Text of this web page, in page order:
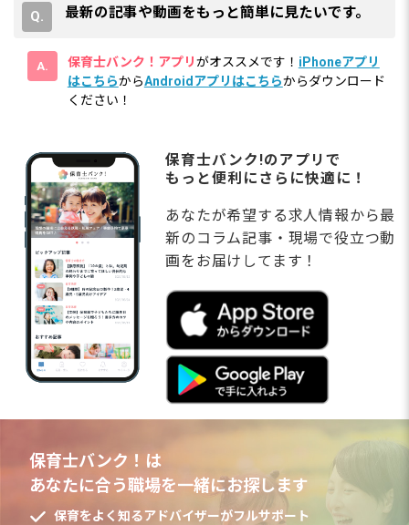
最新の記事や動画をもっと簡単に見たいです。
保育士バンク！アプリがオススメです！ iPhoneアプリ
はこちらからAndroidアプリはこちらからダウンロード
ください！
保育士バンク!のアプリで
もっと便利にさらに快適に！
あなたが希望する求人情報から最
新のコラム記事・現場で役立つ動
画をお届けしてます！
保育士バンク！は
あなたに合う職場を一緒にお探します
保育をよく知るアドバイザーがフルサポート